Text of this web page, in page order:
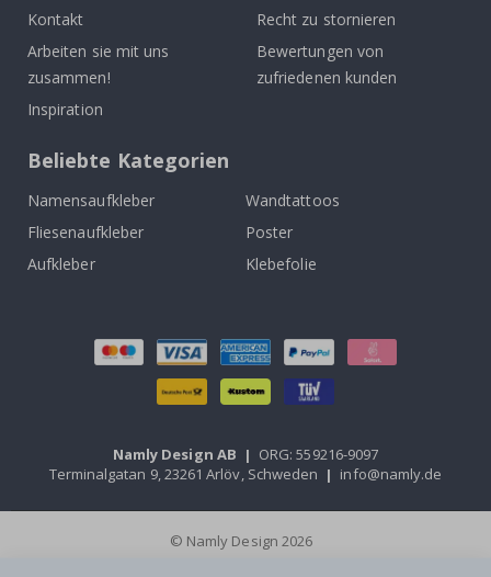
Kontakt
Arbeiten sie mit uns
zusammen!
Inspiration
Recht zu stornieren
Bewertungen von
zufriedenen kunden
Beliebte Kategorien
Namensaufkleber
Wandtattoos
Fliesenaufkleber
Poster
Aufkleber
Klebefolie
Namly Design AB | ORG: 559216-9097
Terminalgatan 9, 23261 Arlöv, Schweden | info@namly.de
© Namly Design 2026